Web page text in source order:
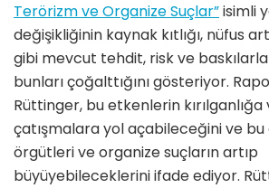
Terörizm ve Organize Suçlar”isimli
değişikliğinin kaynak kıtlığı, nüfus
gibi mevcut tehdit, risk ve
bunları çoğalttığını gösteriyor.
Rüttinger, bu etkenlerin
çatışmalara yol açabileceğini ve
örgütleri ve organize suçların artıp
büyüyebileceklerini ifade ediyor.